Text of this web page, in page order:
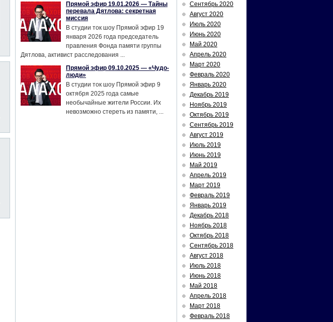
Прямой эфир 19.01.2026 — Тайны
перевала Дятлова: секретная
миссия
В студии ток шоу Прямой эфир 19
января 2026 года председатель
правления Фонда памяти группы
Дятлова, активист расследования ...
Прямой эфир 09.10.2025 — «Чудо-
люди»
В студии ток шоу Прямой эфир 9
октября 2025 года самые
необычайные жители России. Их
невозможно стереть из памяти, ...
Сентябрь 2020
Август 2020
Июль 2020
Июнь 2020
Май 2020
Апрель 2020
Март 2020
Февраль 2020
Январь 2020
Декабрь 2019
Ноябрь 2019
Октябрь 2019
Сентябрь 2019
Август 2019
Июль 2019
Июнь 2019
Май 2019
Апрель 2019
Март 2019
Февраль 2019
Январь 2019
Декабрь 2018
Ноябрь 2018
Октябрь 2018
Сентябрь 2018
Август 2018
Июль 2018
Июнь 2018
Май 2018
Апрель 2018
Март 2018
Февраль 2018